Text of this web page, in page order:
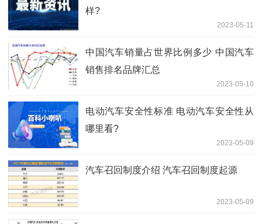
样?
2023-05-11
中国汽车销量占世界比例多少 中国汽车
销售排名品牌汇总
2023-05-10
电动汽车安全性标准 电动汽车安全性从
哪里看?
2023-05-09
汽车召回制度介绍 汽车召回制度起源
2023-05-09